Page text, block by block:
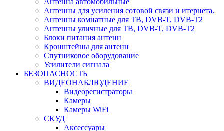
Антенна автомобильные
Антенны для усиления сотовой связи и итернета.
Антенны комнатные для ТВ, DVB-T, DVB-T2
Антенны уличные для ТВ, DVB-T, DVB-T2
Блоки питания антенн
Кронштейны для антенн
Спутниковое оборудование
Усилители сигнала
БЕЗОПАСНОСТЬ
ВИДЕОНАБЛЮДЕНИЕ
Видеорегистраторы
Камеры
Камеры WiFi
СКУД
Аксессуары